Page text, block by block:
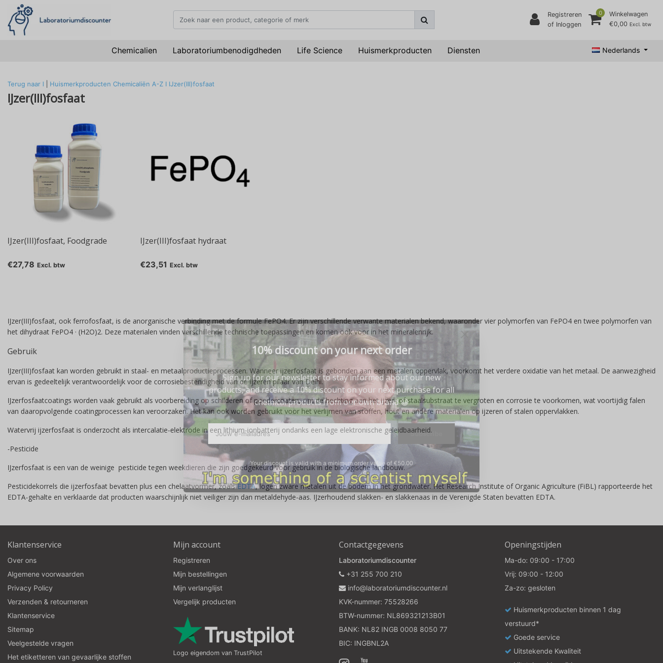
Registreren
of Inloggen
0
Winkelwagen
€0,00 Excl. btw
Chemicalien Laboratoriumbenodigdheden Life Science Huismerkproducten Diensten Nederlands
Terug naar I Huismerkproducten Chemicaliën A-Z I IJzer(III)fosfaat
IJzer(III)fosfaat
IJzer(III)fosfaat, Foodgrade
€27,78 Excl. btw
IJzer(III)fosfaat hydraat
€23,51 Excl. btw
IJzer(III)fosfaat, ook ferrofosfaat, is de anorganische verbinding met de formule FePO4. Er zijn verschillende verwante materialen bekend, waaronder vier polymorfen van FePO4 en twee polymorfen van
het dihydraat FePO4 · (H2O)2. Deze materialen vinden verschillende technische toepassingen en komen ook voor in het mineralenrijk.
Gebruik
IJzer(III)fosfaat kan worden gebruikt in staal- en metaalproductieprocessen. Wanneer ijzerfosfaat is gebonden aan een metalen oppervlak, voorkomt het verdere oxidatie van het metaal. De aanwezigheid
ervan is gedeeltelijk verantwoordelijk voor de corrosiebestendigheid van de ijzeren pilaar van Delhi.
IJzerfosfaatcoatings worden vaak gebruikt als voorbereiding op schilderen of poedercoaten, om de hechting aan het ijzer- of staalsubstraat te vergroten en corrosie te voorkomen, wat voortijdig falen
van daaropvolgende coatingprocessen kan veroorzaken. Het kan ook worden gebruikt voor het verlijmen van stoffen, hout en andere materialen op ijzeren of stalen oppervlakken.
Watervrij ijzerfosfaat is onderzocht als intercalatie-elektrode in een lithium-ionbatterij ondanks een lage elektronische geleidbaarheid.
-Pesticide
IJzerfosfaat is een van de weinige pesticide tegen weekdieren die zijn goedgekeurd voor gebruik in de biologische landbouw.
Pesticidekorrels die ijzerfosfaat bevatten plus een chelaatvormer, zoalsEDTA, logen zware metalen uit de bodem in het grondwater. Het Research Institute of Organic Agriculture (FiBL) rapporteerde het
EDTA-gehalte en verklaarde dat producten waarschijnlijk niet veiliger zijn dan metaldehyde-aas. IJzerhoudend slakken- en slakkenaas in de Verenigde Staten bevatten EDTA.
Klantenservice
Over ons
Algemene voorwaarden
Privacy Policy
Verzenden & retourneren
Klantenservice
Sitemap
Veelgestelde vragen
Het etiketteren van gevaarlijke stoffen
Mijn account
Registreren
Mijn bestellingen
Mijn verlanglijst
Vergelijk producten
Logo eigendom van TrustPilot
Contactgegevens
Laboratoriumdiscounter
+31 255 700 210
info@laboratoriumdiscounter.nl
KVK-nummer: 75528266
BTW-nummer: NL869321213B01
BANK: NL82 INGB 0008 8050 77
BIC: INGBNL2A
Openingstijden
Ma-do: 09:00 - 17:00
Vrij: 09:00 - 12:00
Za-zo: gesloten
Huismerkproducten binnen 1 dag
verstuurd*
Goede service
Uitstekende Kwaliteit
10% discount on your next order
Sign up for our newsletter to stay informed about our new
products, and receive a 10% discount on your next purchase for all
chemical products from our own brand 😀
Subscribe
Your discount is valid with a minimum order value of €50.00